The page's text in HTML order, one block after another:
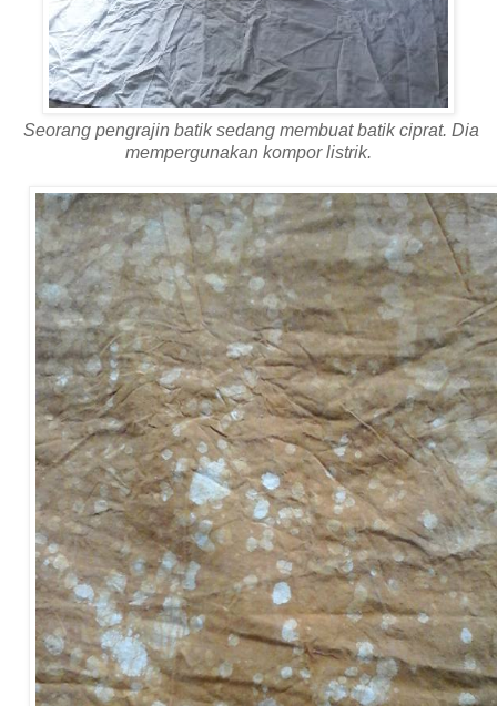
Seorang pengrajin batik sedang membuat batik ciprat. Dia
mempergunakan kompor listrik.